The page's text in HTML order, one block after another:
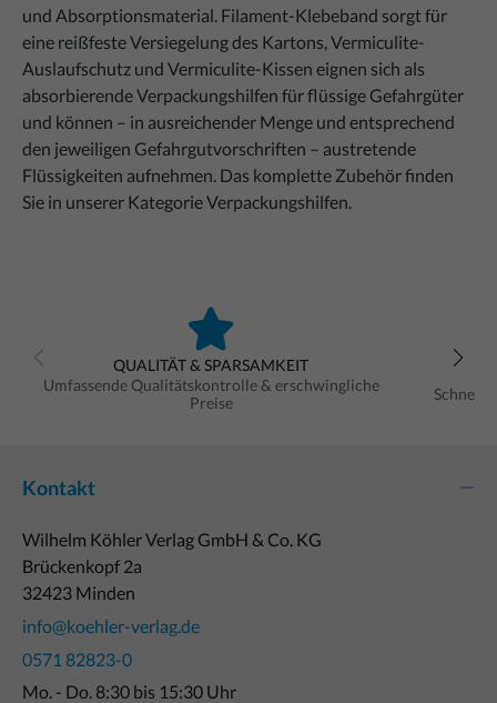
und Absorptionsmaterial. Filament-Klebeband sorgt für
eine reißfeste Versiegelung des Kartons, Vermiculite-
Auslaufschutz und Vermiculite-Kissen eignen sich als
absorbierende Verpackungshilfen für flüssige Gefahrgüter
und können – in ausreichender Menge und entsprechend
den jeweiligen Gefahrgutvorschriften – austretende
Flüssigkeiten aufnehmen. Das komplette Zubehör finden
Sie in unserer Kategorie Verpackungshilfen.
QUALITÄT & SPARSAMKEIT
Umfassende Qualitätskontrolle & erschwingliche
Preise
Schnelle
Kontakt
Wilhelm Köhler Verlag GmbH & Co. KG
Brückenkopf 2a
32423 Minden
info@koehler-verlag.de
0571 82823-0
Mo. - Do. 8:30 bis 15:30 Uhr